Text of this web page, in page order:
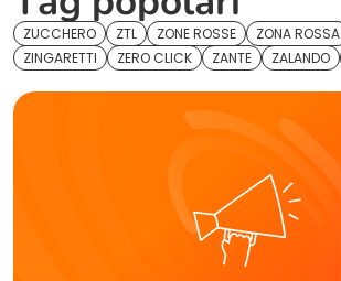
ZUCCHERO ZTL ZONE ROSSE ZONA ROSSA
ZINGARETTI
ZERO CLICK ZANTE ZALANDO